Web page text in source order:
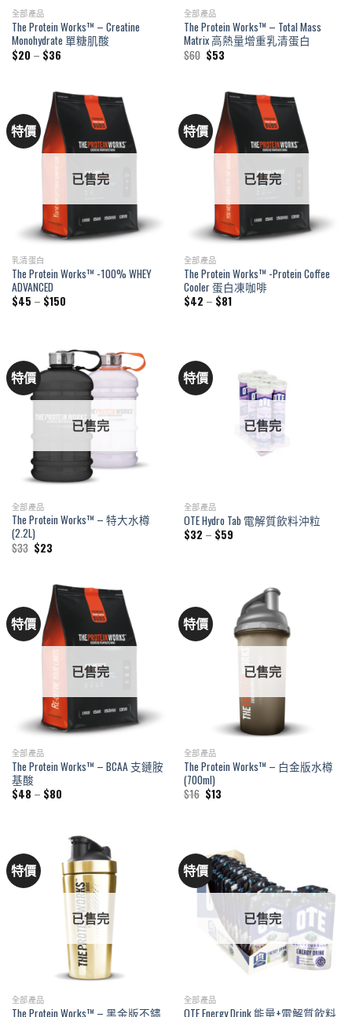
全部產品
The Protein Works™ – Creatine
Monohydrate 單糖肌酸
$20 – $36Price
range:
$36
全部產品
The Protein Works™ – Total Mass
Matrix 高熱量增重乳清蛋白
$60 Original
price
$53Current
price
特價
已售完
乳清蛋白
The Protein Works™ -100% WHEY
ADVANCED
$45 – $150Price
特價
已售完
全部產品
The Protein Works™ -Protein Coffee
Cooler 蛋白凍咖啡
$42 – $81Price
range:
特價
已售完
全部產品
The Protein Works™ – 特大水樽
(2.2L)
$33 Original
price
$23Current
price
特價
已售完
全部產品
OTE Hydro Tab 電解質飲料沖粒
$32 – $59Price
特價
已售完
全部產品
The Protein Works™ – BCAA 支鏈胺
基酸
$48 – $80Price
$80
特價
已售完
全部產品
The Protein Works™ – 白金版水樽
(700ml)
$16 Original
price
$13Current
特價
已售完
全部產品
The Protein Works™ – 黑金版不鏽
特價
已售完
全部產品
OTE Energy Drink 能量+電解質飲料